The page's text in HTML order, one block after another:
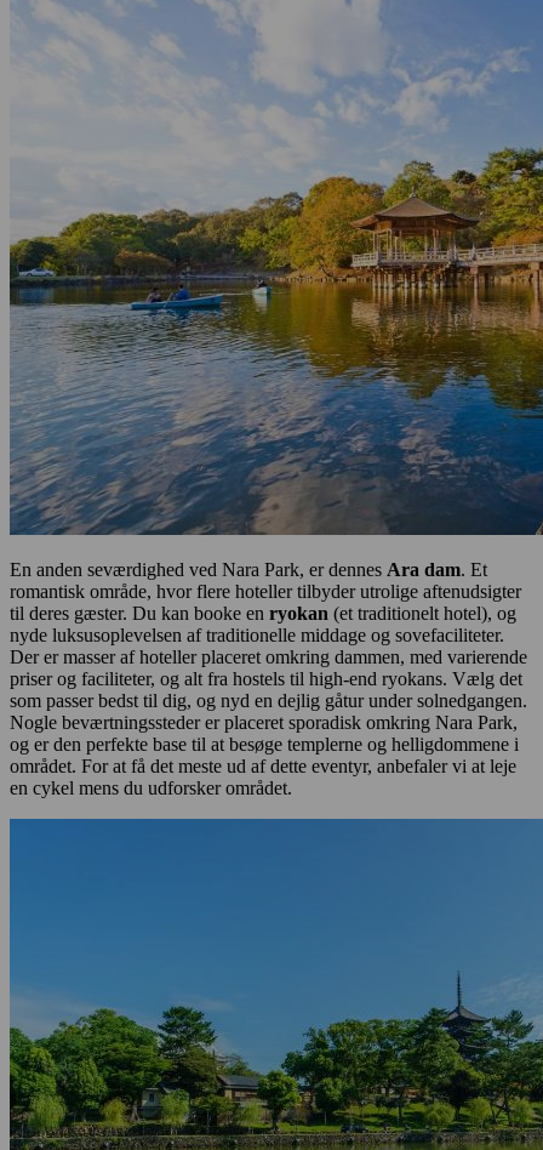
En anden seværdighed ved Nara Park, er dennes Ara dam. Et
romantisk område, hvor flere hoteller tilbyder utrolige aftenudsigter
til deres gæster. Du kan booke en ryokan (et traditionelt hotel), og
nyde luksusoplevelsen af traditionelle middage og sovefaciliteter.
Der er masser af hoteller placeret omkring dammen, med varierende
priser og faciliteter, og alt fra hostels til high-end ryokans. Vælg det
som passer bedst til dig, og nyd en dejlig gåtur under solnedgangen.
Nogle beværtningssteder er placeret sporadisk omkring Nara Park,
og er den perfekte base til at besøge templerne og helligdommene i
området. For at få det meste ud af dette eventyr, anbefaler vi at leje
en cykel mens du udforsker området.